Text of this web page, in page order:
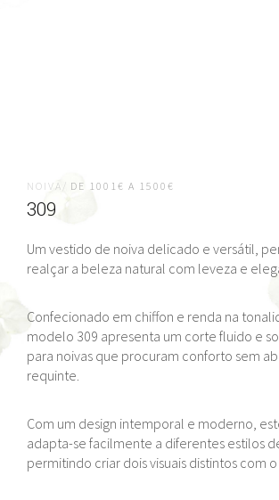
NOIVA/ DE 1001€ A 1500€
309
Um vestido de noiva delicado e versátil,
realçar a beleza natural com leveza e
Confecionado em chiffon e renda na
modelo 309 apresenta um corte fluido e
para noivas que procuram conforto sem
requinte.
Com um design intemporal e moderno,
adapta-se facilmente a diferentes estilos
permitindo criar dois visuais distintos com